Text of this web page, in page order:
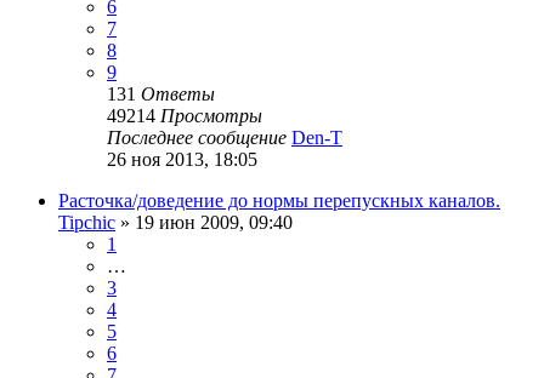
6
7
8
9
131 Ответы
49214 Просмотры
Последнее сообщение Den-T
26 ноя 2013, 18:05
Расточка/доведение до нормы перепускных каналов.
Tipchic » 19 июн 2009, 09:40
1
…
3
4
5
6